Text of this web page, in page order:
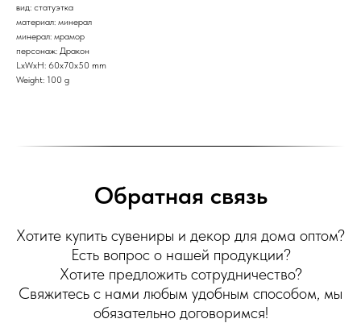
вид: статуэтка
материал: минерал
минерал: мрамор
персонаж: Дракон
LxWxH: 60x70x50 mm
Weight: 100 g
Обратная связь
Хотите купить сувениры и декор для дома оптом?
Есть вопрос о нашей продукции?
Хотите предложить сотрудничество?
Свяжитесь с нами любым удобным способом, мы
обязательно договоримся!